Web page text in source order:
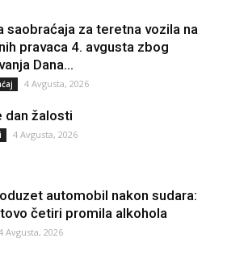
saobraćaja za teretna vozila na
pravaca 4. avgusta zbog
Dana...
4 Avgusta, 2026
dan žalosti
4 Avgusta, 2026
automobil nakon sudara:
četiri promila alkohola
Avgusta, 2026